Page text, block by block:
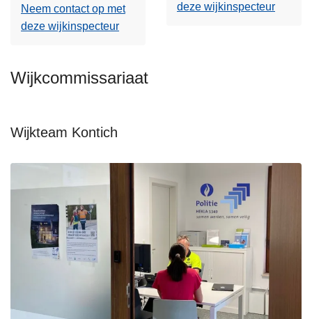
Neem contact op met
deze wijkinspecteur
deze wijkinspecteur
Wijkcommissariaat
Wijkteam Kontich